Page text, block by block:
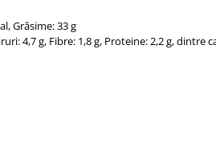
Grăsime: 33 g
4,7 g, Fibre: 1,8 g, Proteine: 2,2 g, dintre